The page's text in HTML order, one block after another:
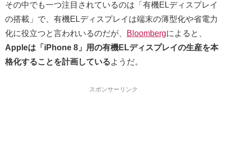
その中でも一つ注目されているのは「有機ELディスプレイ
の搭載」で、有機ELディスプレイは端末の薄型化や省電力
化に役立つと言われいるのだが、
Bloombergによると、
Appleは「iPhone 8」用の有機ELディスプレイの生産を本
格化することを計画しているようだ。
スポンサーリンク